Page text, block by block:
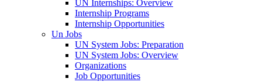
UN Internships: Overview
Internship Programs
Internship Opportunities
Un Jobs
UN System Jobs: Preparation
UN System Jobs: Overview
Organizations
Job Opportunities